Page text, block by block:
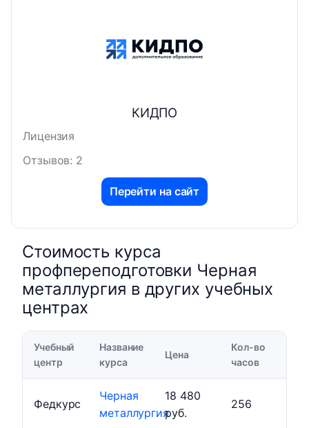
КИДПО
Лицензия
Отзывов: 2
Перейти на сайт
Стоимость курса
профпереподготовки Черная
металлургия в других учебных
центрах
Учебный
центр
Название
курса
Цена
Кол-во
часов
Федкурс
Черная
металлургия
18 480
руб.
256